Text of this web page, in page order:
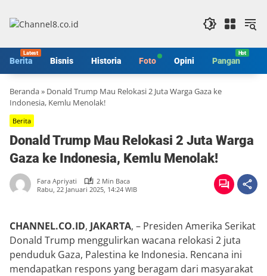
konten
Berita Bisnis Historia Foto Opini Pangan
Beranda» Donald Trump Mau Relokasi 2 Juta Warga Gaza ke
Indonesia, Kemlu Menolak!
Berita
Donald Trump Mau Relokasi 2 Juta Warga
Gaza ke Indonesia, Kemlu Menolak!
Fara Apriyati
2 Min Baca
Rabu, 22 Januari 2025, 14:24 WIB
CHANNEL.CO.ID, JAKARTA, – Presiden Amerika Serikat
Donald Trump menggulirkan wacana relokasi 2 juta
penduduk Gaza, Palestina ke Indonesia. Rencana ini
mendapatkan respons yang beragam dari masyarakat